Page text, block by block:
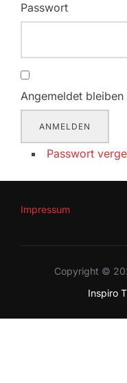
Passwort
Angemeldet bleiben
ANMELDEN
Passwort
Impressum
Copyright ©
Inspiro